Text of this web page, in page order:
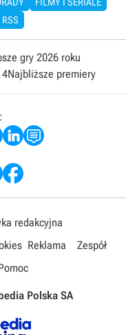
RSS
gry 2026 roku
Najbliższe premiery
redakcyjna
Reklama
Zespół
Polska SA